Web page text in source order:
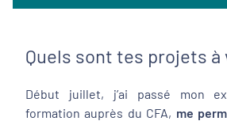
Quels sont tes projets à
Début juillet, j’ai passé mon
formation auprès du CFA, me